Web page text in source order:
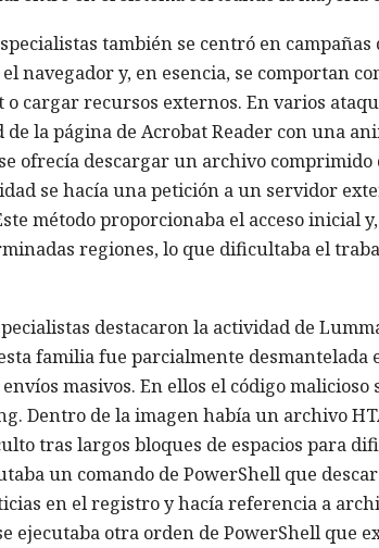
también se centró en campañas
navegador y, en esencia, se comportan
cargar recursos externos. En varios
de la página de Acrobat Reader con una
ofrecía descargar un archivo
se hacía una petición a un servidor
método proporcionaba el acceso inicial
regiones, lo que dificultaba el
destacaron la actividad de
familia fue parcialmente desmantelada
masivos. En ellos el código malicioso
Dentro de la imagen había un archivo
tras largos bloques de espacios para
un comando de PowerShell que
en el registro y hacía referencia a
ejecutaba otra orden de PowerShell que